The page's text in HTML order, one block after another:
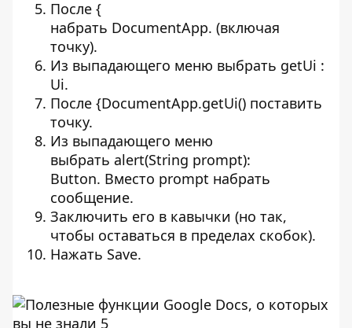
После {
набрать DocumentApp. (включая
точку).
Из выпадающего меню выбрать getUi :
Ui.
После {DocumentApp.getUi() поставить
точку.
Из выпадающего меню
выбрать alert(String prompt):
Button. Вместо prompt набрать
сообщение.
Заключить его в кавычки (но так,
чтобы оставаться в пределах скобок).
Нажать Save.